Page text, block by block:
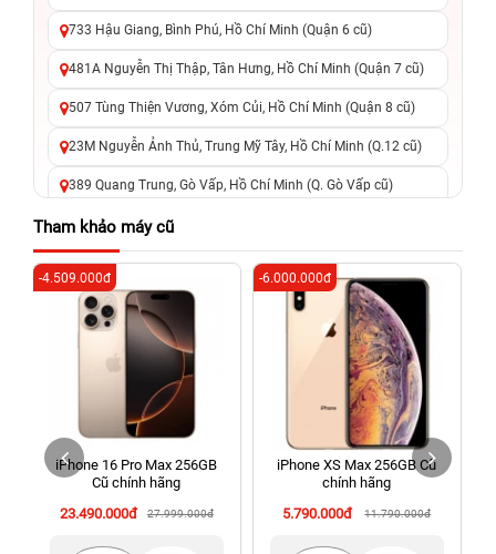
733 Hậu Giang, Bình Phú, Hồ Chí Minh (Quận 6 cũ)
481A Nguyễn Thị Thập, Tân Hưng, Hồ Chí Minh (Quận 7 cũ)
507 Tùng Thiện Vương, Xóm Củi, Hồ Chí Minh (Quận 8 cũ)
23M Nguyễn Ảnh Thủ, Trung Mỹ Tây, Hồ Chí Minh (Q.12 cũ)
389 Quang Trung, Gò Vấp, Hồ Chí Minh (Q. Gò Vấp cũ)
625 - 625A Âu Cơ, Tân Phú, Hồ Chí Minh (Quận Tân Phú cũ)
326 Lê Văn Việt, Tăng Nhơn Phú, Hồ Chí Minh (Q.9 TP. Thủ
Đức cũ)
256 Võ Văn Ngân, Thủ Đức, Hồ Chí Minh (Bình Thọ, TP. Thủ
70 Nguyễn An Ninh, Dĩ An, Hồ Chí Minh (Bình Dương Cũ)
24h Vũng Tàu: 162A Ba Cu, Vũng Tàu, Hồ Chí Minh (TP. Vũng
Tàu cũ)
198 Hoàng Văn Thụ, Tân Sơn Nhất, Hồ Chí Minh (Tân Bình
Tham khảo máy cũ
iPhone 16 Pro Max 256GB
Cũ chính hãng
23.490.000đ
27.999.000đ
-4.509.000đ
iPhone XS Max 256GB Cũ
chính hãng
5.790.000đ
11.790.000đ
-6.000.000đ